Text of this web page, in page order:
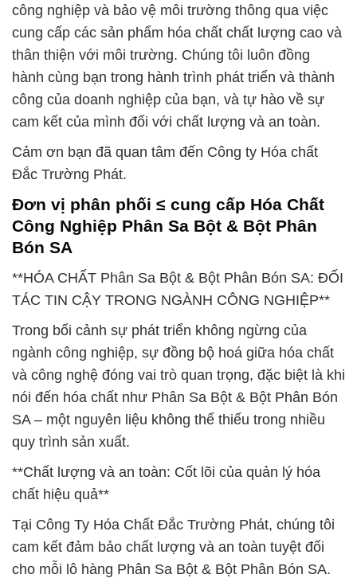
công nghiệp và bảo vệ môi trường thông qua việc
cung cấp các sản phẩm hóa chất chất lượng cao và
thân thiện với môi trường. Chúng tôi luôn đồng
hành cùng bạn trong hành trình phát triển và thành
công của doanh nghiệp của bạn, và tự hào về sự
cam kết của mình đối với chất lượng và an toàn.
Cảm ơn bạn đã quan tâm đến Công ty Hóa chất
Đắc Trường Phát.
Đơn vị phân phối ≤ cung cấp Hóa Chất
Công Nghiệp Phân Sa Bột & Bột Phân
Bón SA
**HÓA CHẤT Phân Sa Bột & Bột Phân Bón SA: ĐỐI
TÁC TIN CẬY TRONG NGÀNH CÔNG NGHIỆP**
Trong bối cảnh sự phát triển không ngừng của
ngành công nghiệp, sự đồng bộ hoá giữa hóa chất
và công nghệ đóng vai trò quan trọng, đặc biệt là khi
nói đến hóa chất như Phân Sa Bột & Bột Phân Bón
SA – một nguyên liệu không thể thiếu trong nhiều
quy trình sản xuất.
**Chất lượng và an toàn: Cốt lõi của quản lý hóa
chất hiệu quả**
Tại Công Ty Hóa Chất Đắc Trường Phát, chúng tôi
cam kết đảm bảo chất lượng và an toàn tuyệt đối
cho mỗi lô hàng Phân Sa Bột & Bột Phân Bón SA.